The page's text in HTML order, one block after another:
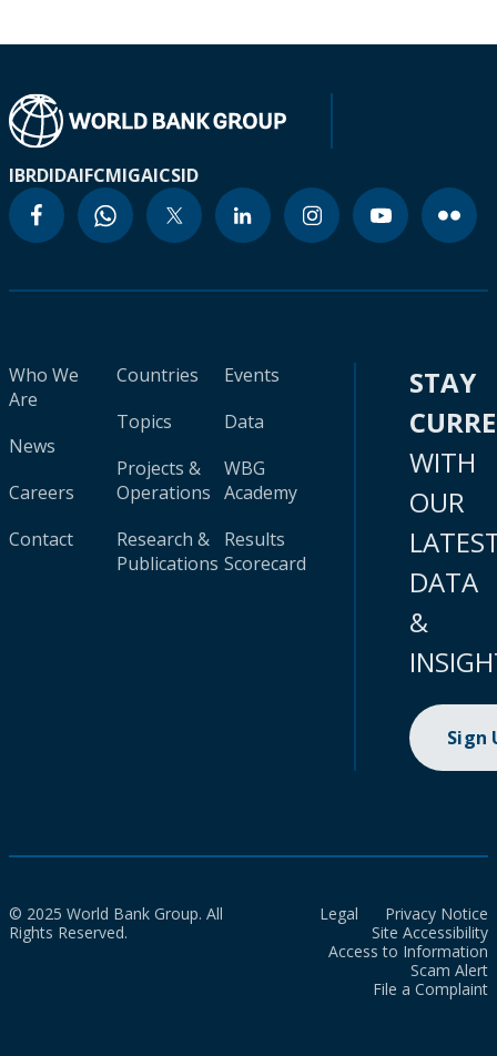
IBRDIDAIFCMIGAICSID
Who We
Are
News
Careers
Contact
Countries
Topics
Projects &
Operations
Research &
Publications
Events
Data
WBG
Academy
Results
Scorecard
STAY
WITH
OUR
DATA
&
Sign
© 2025 World Bank Group. All
Rights Reserved.
Legal
Privacy Notice
Site Accessibility
Access to Information
Scam Alert
File a Complaint